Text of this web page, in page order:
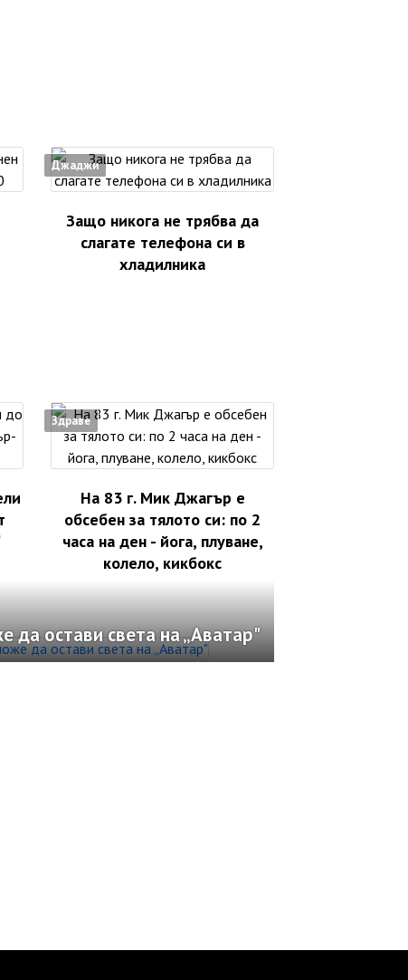
Джаджи
Защо никога не трябва да
слагате телефона си в
хладилника
Здраве
На 83 г. Мик Джагър е
обсебен за тялото си: по 2
часа на ден - йога, плуване,
колело, кикбокс
остави света на „Аватар"